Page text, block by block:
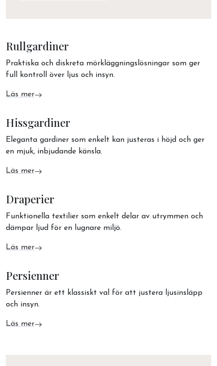
Rullgardiner
Praktiska och diskreta mörkläggningslösningar som ger
full kontroll över ljus och insyn.
Läs mer
om Rullgardiner
Hissgardiner
Eleganta gardiner som enkelt kan justeras i höjd och ger
en mjuk, inbjudande känsla.
Läs mer
om Hissgardiner
Draperier
Funktionella textilier som enkelt delar av utrymmen och
dämpar ljud för en lugnare miljö.
Läs mer
om Draperier
Persienner
Persienner är ett klassiskt val för att justera ljusinsläpp
och insyn.
Läs mer
om Persienner